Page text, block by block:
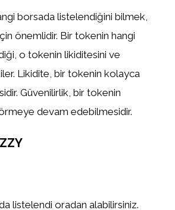
borsada listelendiğini bilmek,
önemlidir. Bir tokenin hangi
o tokenin likiditesini ve
Likidite, bir tokenin kolayca
Güvenilirlik, bir tokenin
devam edebilmesidir.
listelendi oradan alabilirsiniz.